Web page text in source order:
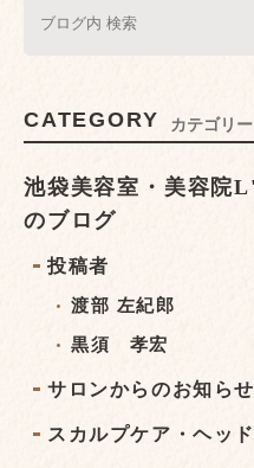
CATEGORY カテゴリー
池袋美容室・美容院
のブログ
投稿者
渡部 左紀郎
黒須 孝宏
サロンからのお知らせ
スカルプケア・ヘッ